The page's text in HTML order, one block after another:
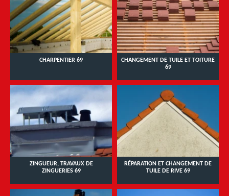
CHARPENTIER 69
CHANGEMENT DE TUILE ET TOITURE
69
ZINGUEUR, TRAVAUX DE
ZINGUERIES 69
RÉPARATION ET CHANGEMENT DE
TUILE DE RIVE 69